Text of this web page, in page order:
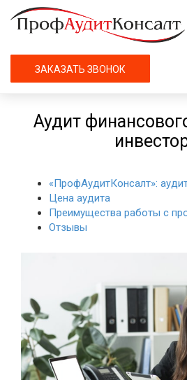
ЗАКАЗАТЬ ЗВОНОК
Аудит
«ПрофАудитКонсалт»:
Цена аудита
Преимущества работы с
Отзывы